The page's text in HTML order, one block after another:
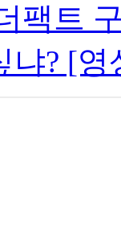
팩트
냐? [